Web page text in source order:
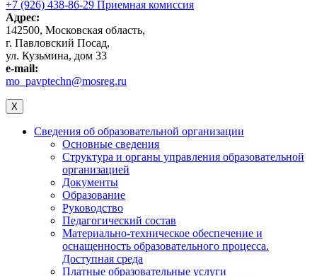
+7 (926) 438-86-29 Приемная комиссия
Адрес:
142500, Московская область,
г. Павловский Посад,
ул. Кузьмина, дом 33
e-mail:
mo_pavptechn@mosreg.ru
X
Сведения об образовательной организации
Основные сведения
Структура и органы управления образовательной
организацией
Документы
Образование
Руководство
Педагогический состав
Материально-техническое обеспечение и
оснащенность образовательного процесса.
Доступная среда
Платные образовательные услуги